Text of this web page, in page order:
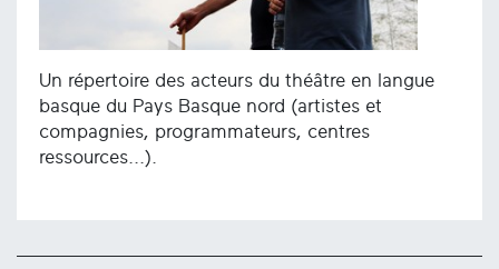
Un répertoire des acteurs du théâtre en langue
basque du Pays Basque nord (artistes et
compagnies, programmateurs, centres
ressources...).